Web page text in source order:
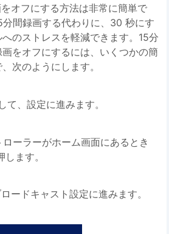
オフにする方法は非常に簡単で
間録画する代わりに、30 秒にす
のストレスを軽減できます。15分
をオフにするには、いくつかの簡
次のようにします。
て、設定に進みます。
ーラーがホーム画面にあるとき
ます。
ードキャスト設定に進みます。